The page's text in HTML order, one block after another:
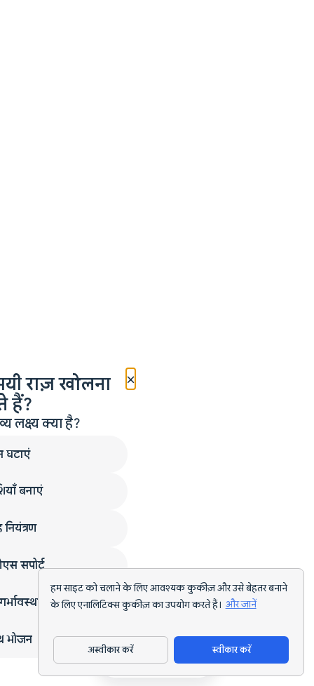
हम साइट को चलाने के लिए आवश्यक कुकीज़ और उसे बेहतर बनाने
के लिए एनालिटिक्स कुकीज़ का उपयोग करते हैं। और जानें
अस्वीकार करें स्वीकार करें
ऐप डाउनलोड करें
×
राज़ खोलना
हैं?
लक्ष्य क्या है?
घटाएं
बनाएं
सपोर्ट
भोजन